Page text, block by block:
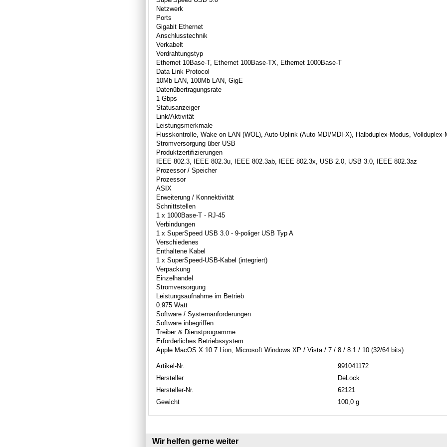
Netzwerk
Ports
Gigabit Ethernet
Anschlusstechnik
Verkabelt
Verdrahtungstyp
Ethernet 10Base-T, Ethernet 100Base-TX, Ethernet 1000Base-T
Data Link Protocol
10Mb LAN, 100Mb LAN, GigE
Datenübertragungsrate
1 Gbps
Statusanzeiger
Link/Aktivität
Leistungsmerkmale
Flusskontrolle, Wake on LAN (WOL), Auto-Uplink (Auto MDI/MDI-X), Halbduplex-Modus, Vollduplex-
Stromversorgung über USB
Produktzertifizierungen
IEEE 802.3, IEEE 802.3u, IEEE 802.3ab, IEEE 802.3x, USB 2.0, USB 3.0, IEEE 802.3az
Prozessor / Speicher
Prozessor
ASIX
Erweiterung / Konnektivität
Schnittstellen
1 x 1000Base-T - RJ-45
Verbindungen
1 x SuperSpeed USB 3.0 - 9-poliger USB Typ A
Verschiedenes
Enthaltene Kabel
1 x SuperSpeed-USB-Kabel (integriert)
Verpackung
Einzelhandel
Stromversorgung
Leistungsaufnahme im Betrieb
0.975 Watt
Software / Systemanforderungen
Software inbegriffen
Treiber & Dienstprogramme
Erforderliches Betriebssystem
Apple MacOS X 10.7 Lion, Microsoft Windows XP / Vista / 7 / 8 / 8.1 / 10 (32/64 bits)
Artikel-Nr.
991041172
Hersteller
DeLock
Hersteller-Nr.
62121
Gewicht
100,0 g
Wir helfen gerne weiter